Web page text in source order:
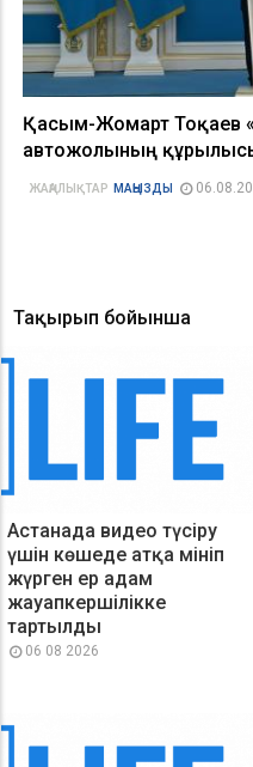
Қасым-Жомарт Тоқаев
автожолының
ЖАҢАЛЫҚТАР МАҢЫЗДЫ
Тақырып бойынша
Астанада видео түсіру
үшін көшеде атқа мініп
жүрген ер адам
жауапкершілікке
тартылды
06 08 2026